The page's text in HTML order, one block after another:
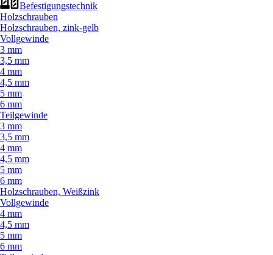
Befestigungstechnik
Holzschrauben
Holzschrauben, zink-gelb
Vollgewinde
3 mm
3,5 mm
4 mm
4,5 mm
5 mm
6 mm
Teilgewinde
3 mm
3,5 mm
4 mm
4,5 mm
5 mm
6 mm
Holzschrauben, Weißzink
Vollgewinde
4 mm
4,5 mm
5 mm
6 mm